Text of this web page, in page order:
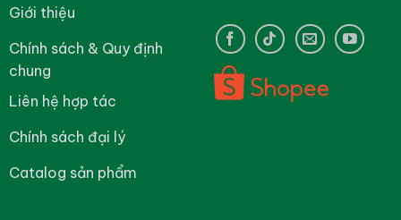
Giới thiệu
Chính sách & Quy định
chung
Liên hệ hợp tác
Chính sách đại lý
Catalog sản phẩm